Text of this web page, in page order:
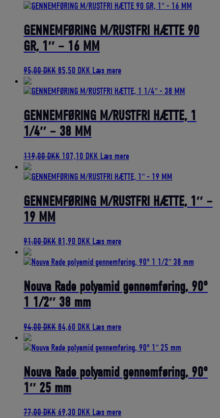
pris
119,00 DKK.
pris
107,10 DKK.
GENNEMFØRING M/RUSTFRI HÆTTE 90
GR, 1″ – 16 MM
95,00DKK Den
pris
95,00 DKK.
85,50 DKK Den
pris
85,50 DKK.
Læs mere
GENNEMFØRING M/RUSTFRI HÆTTE, 1
1/4″ – 38 MM
119,00DKK Den
pris
119,00 DKK.
107,10 DKK Den
pris
107,10 DKK.
Læs mere
GENNEMFØRING M/RUSTFRI HÆTTE, 1″ –
19 MM
91,00DKK Den
pris
91,00 DKK.
81,90 DKK Den
pris
81,90 DKK.
Læs mere
Nouva Rade polyamid gennemføring, 90º
1 1/2″ 38 mm
94,00DKK Den
pris
94,00 DKK.
84,60 DKK Den
pris
84,60 DKK.
Læs mere
Nouva Rade polyamid gennemføring, 90º
1″ 25 mm
77,00DKK Den
69,30 DKK Den
Læs mere